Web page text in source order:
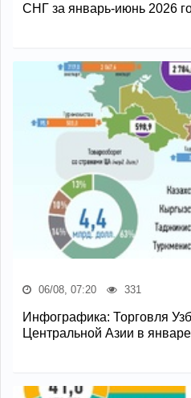
СНГ за январь-июнь 2026
06/08, 07:20 331
Инфографика: Торговля
Центральной Азии в